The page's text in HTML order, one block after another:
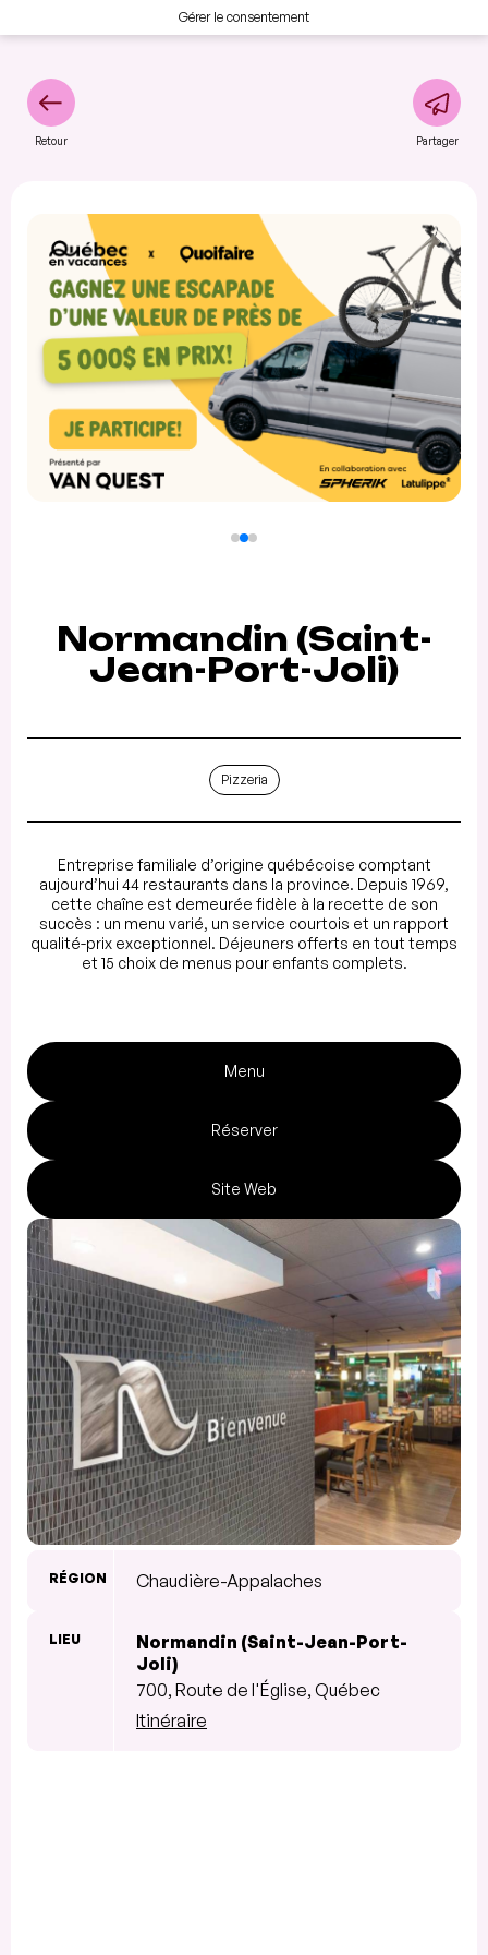
Gérer le consentement
Retour Partager
Normandin (Saint-
Jean-Port-Joli)
Pizzeria
Entreprise familiale d’origine québécoise comptant
aujourd’hui 44 restaurants dans la province. Depuis 1969,
cette chaîne est demeurée fidèle à la recette de son
succès : un menu varié, un service courtois et un rapport
qualité-prix exceptionnel. Déjeuners offerts en tout temps
et 15 choix de menus pour enfants complets.
Menu
Réserver
Site Web
RÉGION Chaudière-Appalaches
LIEU
Normandin (Saint-Jean-Port-
Joli)
700, Route de l'Église, Québec
Itinéraire